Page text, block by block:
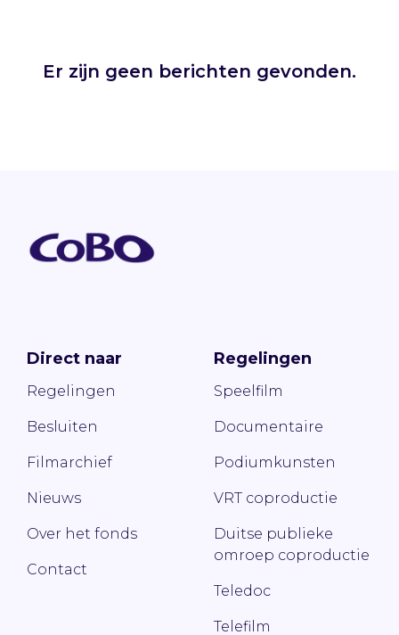
Er zijn geen berichten gevonden.
Direct naar
Regelingen
Besluiten
Filmarchief
Nieuws
Over het fonds
Contact
Regelingen
Speelfilm
Documentaire
Podiumkunsten
VRT coproductie
Duitse publieke
omroep coproductie
Teledoc
Telefilm